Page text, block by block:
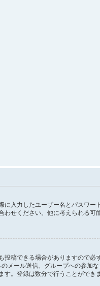
入力したユーザー名とパスワ
わせください。他に考えられる
投稿できる場合がありますので
メール送信、グループへの参加
。登録は数分で行うことがで